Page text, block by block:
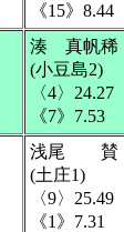
《15》8.44
湊 真帆稀
(小豆島2)
〈4〉24.27
《7》7.53
浅尾 賛
(土庄1)
〈9〉25.49
《1》7.31